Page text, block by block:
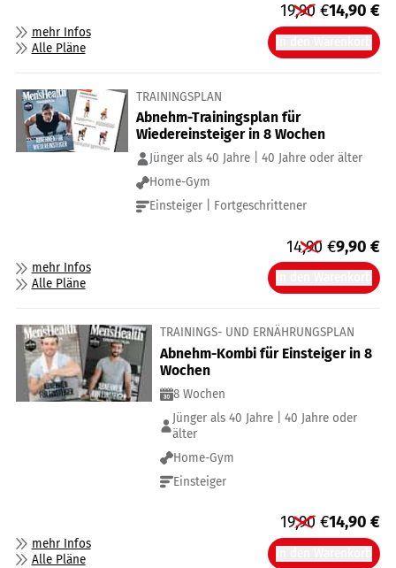
mehr Infos
Alle Pläne
19,90 €14,90 €
TRAININGSPLAN
Abnehm-Trainingsplan für
Wiedereinsteiger in 8 Wochen
Jünger als 40 Jahre | 40 Jahre oder älter
Home-Gym
Einsteiger | Fortgeschrittener
mehr Infos
Alle Pläne
14,90 €9,90 €
TRAININGS- UND ERNÄHRUNGSPLAN
Abnehm-Kombi für Einsteiger in 8
Wochen
8 Wochen
Jünger als 40 Jahre | 40 Jahre oder
älter
Home-Gym
Einsteiger
mehr Infos
Alle Pläne
19,90 €14,90 €